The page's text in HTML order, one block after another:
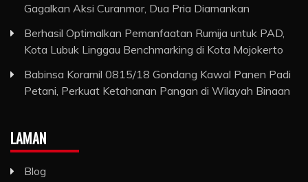
Gagalkan Aksi Curanmor, Dua Pria Diamankan
Berhasil Optimalkan Pemanfaatan Rumija untuk PAD,
Kota Lubuk Linggau Benchmarking di Kota Mojokerto
Babinsa Koramil 0815/18 Gondang Kawal Panen Padi
Petani, Perkuat Ketahanan Pangan di Wilayah Binaan
LAMAN
Blog